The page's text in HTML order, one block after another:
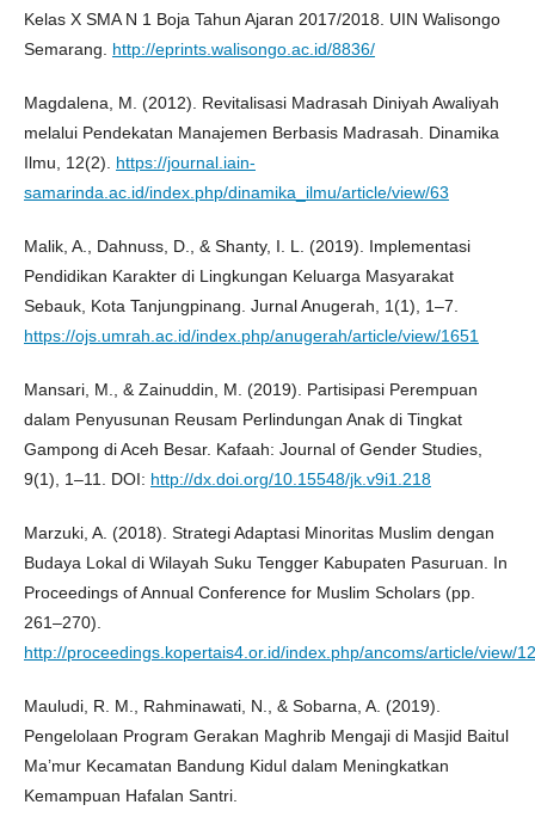
Kelas X SMA N 1 Boja Tahun Ajaran 2017/2018. UIN Walisongo
Semarang. http://eprints.walisongo.ac.id/8836/
Magdalena, M. (2012). Revitalisasi Madrasah Diniyah Awaliyah
melalui Pendekatan Manajemen Berbasis Madrasah. Dinamika
Ilmu, 12(2). https://journal.iain-
samarinda.ac.id/index.php/dinamika_ilmu/article/view/63
Malik, A., Dahnuss, D., & Shanty, I. L. (2019). Implementasi
Pendidikan Karakter di Lingkungan Keluarga Masyarakat
Sebauk, Kota Tanjungpinang. Jurnal Anugerah, 1(1), 1–7.
https://ojs.umrah.ac.id/index.php/anugerah/article/view/1651
Mansari, M., & Zainuddin, M. (2019). Partisipasi Perempuan
dalam Penyusunan Reusam Perlindungan Anak di Tingkat
Gampong di Aceh Besar. Kafaah: Journal of Gender Studies,
9(1), 1–11. DOI: http://dx.doi.org/10.15548/jk.v9i1.218
Marzuki, A. (2018). Strategi Adaptasi Minoritas Muslim dengan
Budaya Lokal di Wilayah Suku Tengger Kabupaten Pasuruan. In
Proceedings of Annual Conference for Muslim Scholars (pp.
261–270).
http://proceedings.kopertais4.or.id/index.php/ancoms/article/view/
Mauludi, R. M., Rahminawati, N., & Sobarna, A. (2019).
Pengelolaan Program Gerakan Maghrib Mengaji di Masjid Baitul
Ma’mur Kecamatan Bandung Kidul dalam Meningkatkan
Kemampuan Hafalan Santri.